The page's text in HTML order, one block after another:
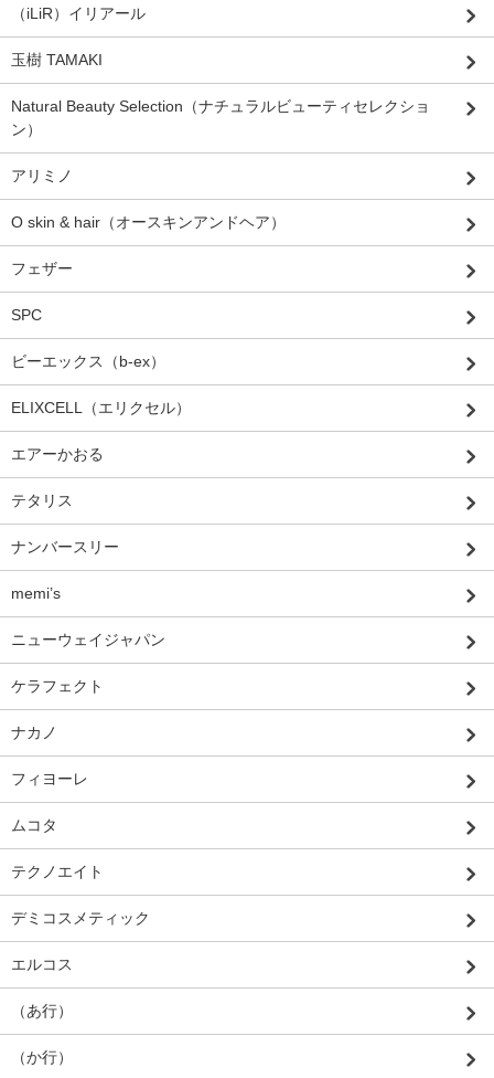
（iLiR）イリアール
玉樹 TAMAKI
Natural Beauty Selection（ナチュラルビューティセレクショ
ン）
アリミノ
O skin & hair（オースキンアンドヘア）
フェザー
SPC
ビーエックス（b-ex）
ELIXCELL（エリクセル）
エアーかおる
テタリス
ナンバースリー
memi’s
ニューウェイジャパン
ケラフェクト
ナカノ
フィヨーレ
ムコタ
テクノエイト
デミコスメティック
エルコス
（あ行）
（か行）